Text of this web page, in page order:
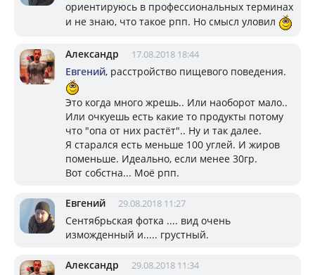
ориентируюсь в профессиональных терминах
и не знаю, что такое рпп. Но смысл уловил
Александр 17.08.2018 18:44
Евгений, расстройство пищевого поведения.
Это когда много жрешь.. Или наоборот мало..
Или очкуешь есть какие то продукты потому
что "опа от них растёт".. Ну и так далее.
Я старался есть меньше 100 углей. И жиров
поменьше. Идеально, если менее 30гр.
Вот собстна... Моё рпп.
Евгений 29.08.2018 11:27
Сентябрьская фотка .... вид очень
изможденный и..... грустный.
Александр 29.08.2018 11:34